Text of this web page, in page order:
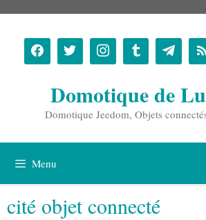
contenu
Domotique de
Domotique Jeedom, Objets
Menu
cité objet connecté